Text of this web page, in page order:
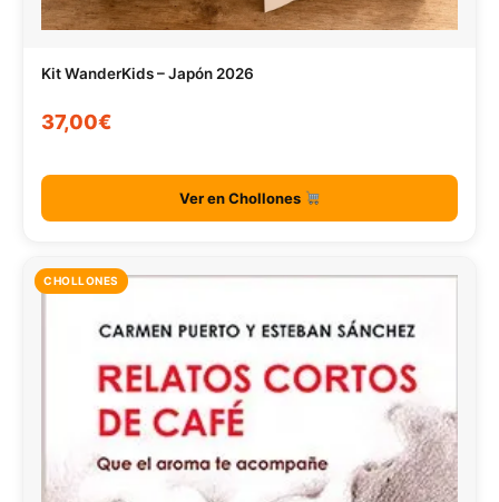
Kit WanderKids – Japón 2026
37,00€
Ver en Chollones
CHOLLONES